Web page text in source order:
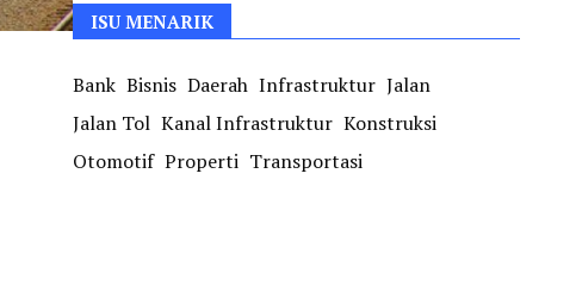
ISU MENARIK
Bank Bisnis Daerah Infrastruktur Jalan
Jalan Tol Kanal Infrastruktur Konstruksi
Otomotif Properti Transportasi